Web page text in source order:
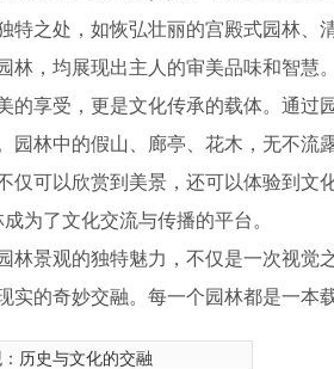
特之处，如恢弘壮丽的宫殿式园林、
林，均展现出主人的审美品味和智慧。
的享受，更是文化传承的载体。通过
园林中的假山、廊亭、花木，无不流
仅可以欣赏到美景，还可以体验到文
为了文化交流与传播的平台。
林景观的独特魅力，不仅是一次视
实的奇妙交融。每一个园林都是一本
历史与文化的交融